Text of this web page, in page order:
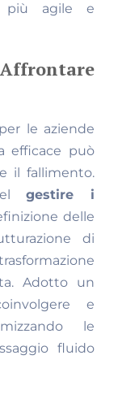
più agile e
le aziende
efficace può
il fallimento.
gestire i
delle
di
Adotto un
e
le
fluido